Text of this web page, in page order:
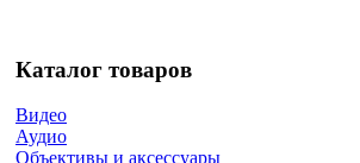
Каталог товаров
Видео
Аудио
Объективы и аксессуары